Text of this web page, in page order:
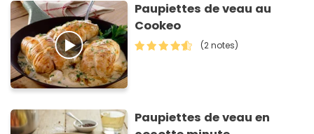
Paupiettes de veau au
Cookeo
(2 notes)
Paupiettes de veau en